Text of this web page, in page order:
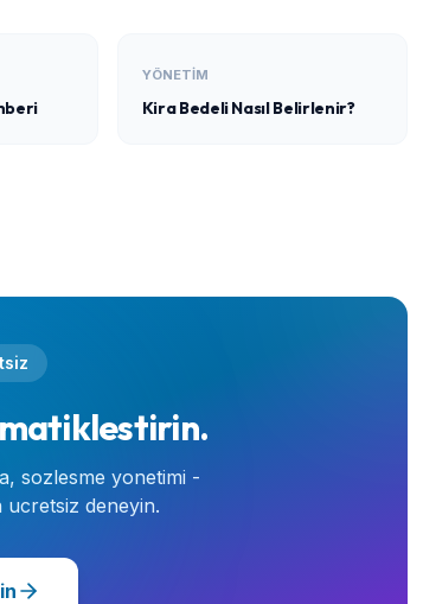
YÖNETIM
Kira Bedeli Nasıl Belirlenir?
sozlesme yonetimi -
deneyin.